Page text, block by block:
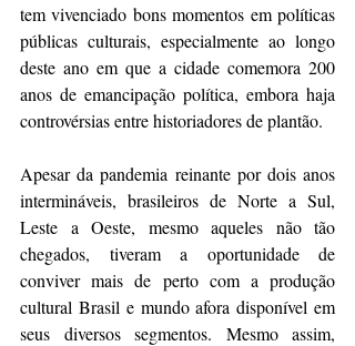
tem vivenciado bons momentos em políticas
públicas culturais, especialmente ao longo
deste ano em que a cidade comemora 200
anos de emancipação política, embora haja
controvérsias entre historiadores de plantão.
Apesar da pandemia reinante por dois anos
intermináveis, brasileiros de Norte a Sul,
Leste a Oeste, mesmo aqueles não tão
chegados, tiveram a oportunidade de
conviver mais de perto com a produção
cultural Brasil e mundo afora disponível em
seus diversos segmentos. Mesmo assim,